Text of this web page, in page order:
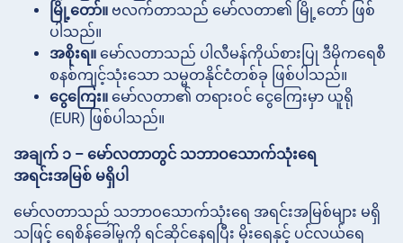
မြို့တော်။ ဗလက်တာသည် မော်လတာ၏ မြို့တော် ဖြစ်
ပါသည်။
အစိုးရ။ မော်လတာသည် ပါလီမန်ကိုယ်စားပြု ဒီမိုကရေစီ
စနစ်ကျင့်သုံးသော သမ္မတနိုင်ငံတစ်ခု ဖြစ်ပါသည်။
ငွေကြေး။ မော်လတာ၏ တရားဝင် ငွေကြေးမှာ ယူရို
(EUR) ဖြစ်ပါသည်။
အချက် ၁ – မော်လတာတွင် သဘာဝသောက်သုံးရေ
အရင်းအမြစ် မရှိပါ
မော်လတာသည် သဘာဝသောက်သုံးရေ အရင်းအမြစ်များ မရှိ
သဖြင့် ရေစိန်ခေါ်မှုကို ရင်ဆိုင်နေရပြီး မိုးရေနှင့် ပင်လယ်ရေ